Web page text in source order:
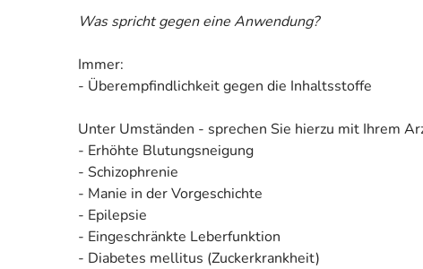
Was spricht gegen eine Anwendung?
Immer:
- Überempfindlichkeit gegen die Inhaltsstoffe
Unter Umständen - sprechen Sie hierzu mit Ihrem
- Erhöhte Blutungsneigung
- Schizophrenie
- Manie in der Vorgeschichte
- Epilepsie
- Eingeschränkte Leberfunktion
- Diabetes mellitus (Zuckerkrankheit)